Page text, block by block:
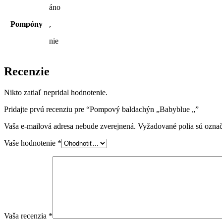
Pompóny
áno
,
nie
Recenzie
Nikto zatiaľ nepridal hodnotenie.
Pridajte prvú recenziu pre “Pompový baldachýn „Babyblue „”
Vaša e-mailová adresa nebude zverejnená. Vyžadované polia sú
Vaše hodnotenie *
Vaša recenzia *